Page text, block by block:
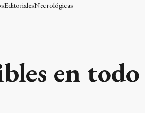
EditorialesNecrológicas
en